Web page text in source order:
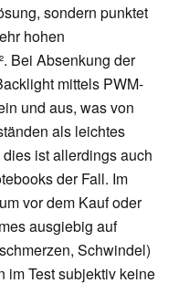
sondern punktet
hohen
Bei Absenkung der
mittels PWM-
und aus, was von
als leichtes
ist allerdings auch
der Fall. Im
vor dem Kauf oder
ausgiebig auf
Schwindel)
im Test subjektiv keine